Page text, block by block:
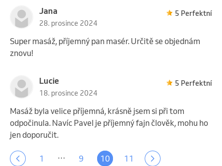
Jana
28. prosince 2024
5 Perfektní
Super masáž, příjemný pan masér. Určitě se objednám
znovu!
Lucie
18. prosince 2024
5 Perfektní
Masáž byla velice příjemná, krásně jsem si při tom
odpočinula. Navíc Pavel je příjemný fajn člověk, mohu ho
jen doporučit.
1 … 9 10 11